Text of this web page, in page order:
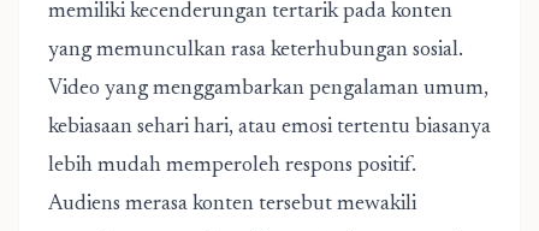
memiliki kecenderungan tertarik pada konten
yang memunculkan rasa keterhubungan sosial.
Video yang menggambarkan pengalaman umum,
kebiasaan sehari hari, atau emosi tertentu biasanya
lebih mudah memperoleh respons positif.
Audiens merasa konten tersebut mewakili